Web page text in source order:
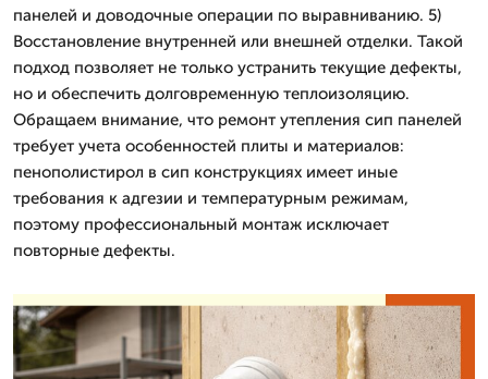
панелей и доводочные операции по выравниванию. 5)
Восстановление внутренней или внешней отделки. Такой
подход позволяет не только устранить текущие дефекты,
но и обеспечить долговременную теплоизоляцию.
Обращаем внимание, что ремонт утепления сип панелей
требует учета особенностей плиты и материалов:
пенополистирол в сип конструкциях имеет иные
требования к адгезии и температурным режимам,
поэтому профессиональный монтаж исключает
повторные дефекты.